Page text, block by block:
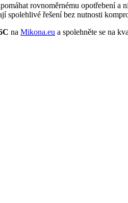
rovnoměrnému opotřebení
řešení bez nutnosti
na Mikona.eu a spolehněte se na